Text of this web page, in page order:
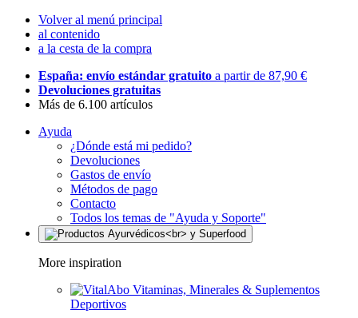
Volver al menú principal
al contenido
a la cesta de la compra
España: envío estándar gratuito a partir de 87,90 €
Devoluciones gratuitas
Más de 6.100 artículos
Ayuda
¿Dónde está mi pedido?
Devoluciones
Gastos de envío
Métodos de pago
Contacto
Todos los temas de "Ayuda y Soporte"
More inspiration
Vitaminas, Minerales & Suplementos
Deportivos